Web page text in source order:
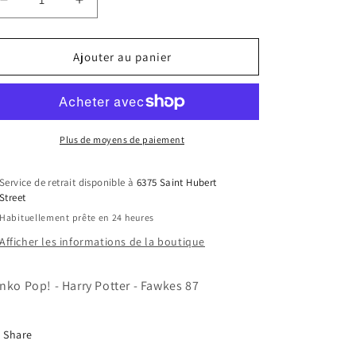
Réduire
la
quantité
Funko
Harry
87
Augmenter
la
quantité
de
Funko
-
Harry
Potter
87
Ajouter au panier
Plus de moyens de paiement
Service de retrait disponible à 6375 Saint Hubert
Street
Habituellement prête en 24 heures
Afficher les informations de la boutique
Pop! - Harry Potter - Fawkes 87
Share